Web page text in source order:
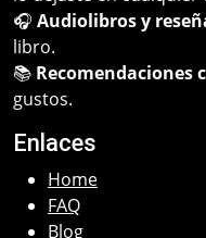
🎧 Audiolibros y
libro.
📚 Recomendaciones
gustos.
Enlaces
Home
FAQ
Blog